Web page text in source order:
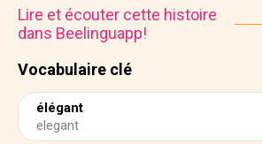
Vocabulaire clé
élégant
elegant
Lire et écouter cette histoire
dans Beelinguapp!